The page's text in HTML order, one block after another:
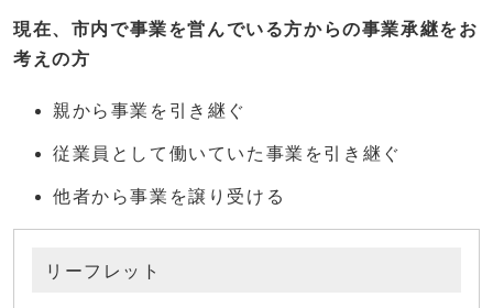
現在、市内で事業を営んでいる方からの事業承継をお
考えの方
親から事業を引き継ぐ
従業員として働いていた事業を引き継ぐ
他者から事業を譲り受ける
リーフレット